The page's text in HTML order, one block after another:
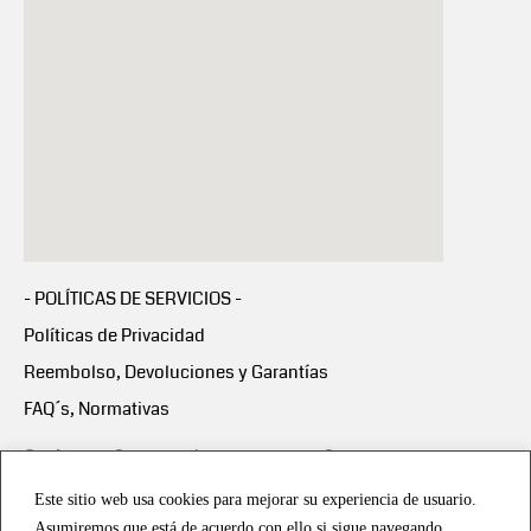
Este sitio web usa cookies para mejorar su experiencia de usuario.
Asumiremos que está de acuerdo con ello si sigue navegando.
- POLÍTICAS DE SERVICIOS -
Políticas de Privacidad
Reembolso, Devoluciones y Garantías
FAQ´s, Normativas
Scalapay:Compra ahora y paga en 3 cuotas